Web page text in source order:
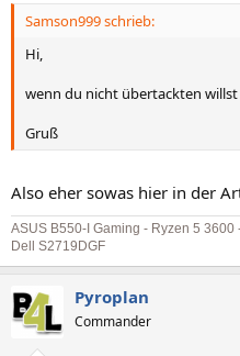
Samson999 schrieb:
Hi,
wenn du nicht übertackten
Gruß
Also eher sowas hier in der
ASUS B550-I Gaming - Ryzen 5
Dell S2719DGF
Pyroplan
Commander